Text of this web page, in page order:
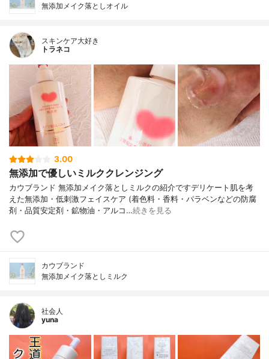
無添加メイク落としオイル
スキンケア大好き
トラネコ
3.00
無添加で優しいミルククレンジング
カウブランド 無添加メイク落としミルクの紹介ですデリケート肌を考
えた無添加・低刺激フェイスケア (着色料・香料・パラベンなどの防腐
剤・品質安定剤・鉱物油・アルコ…続きを見る
カウブランド
無添加メイク落としミルク
社会人
yuna